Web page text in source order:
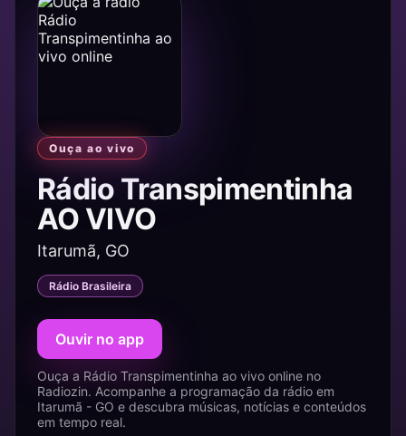
Ouça ao vivo
Rádio Transpimentinha
AO VIVO
Itarumã, GO
Rádio Brasileira
Ouvir no app
Ouça a Rádio Transpimentinha ao vivo online no
Radiozin. Acompanhe a programação da rádio em
Itarumã - GO e descubra músicas, notícias e conteúdos
em tempo real.